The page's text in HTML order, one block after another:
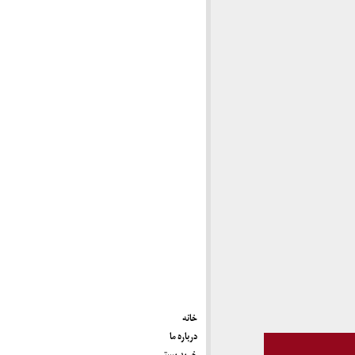
خانه
درباره ما